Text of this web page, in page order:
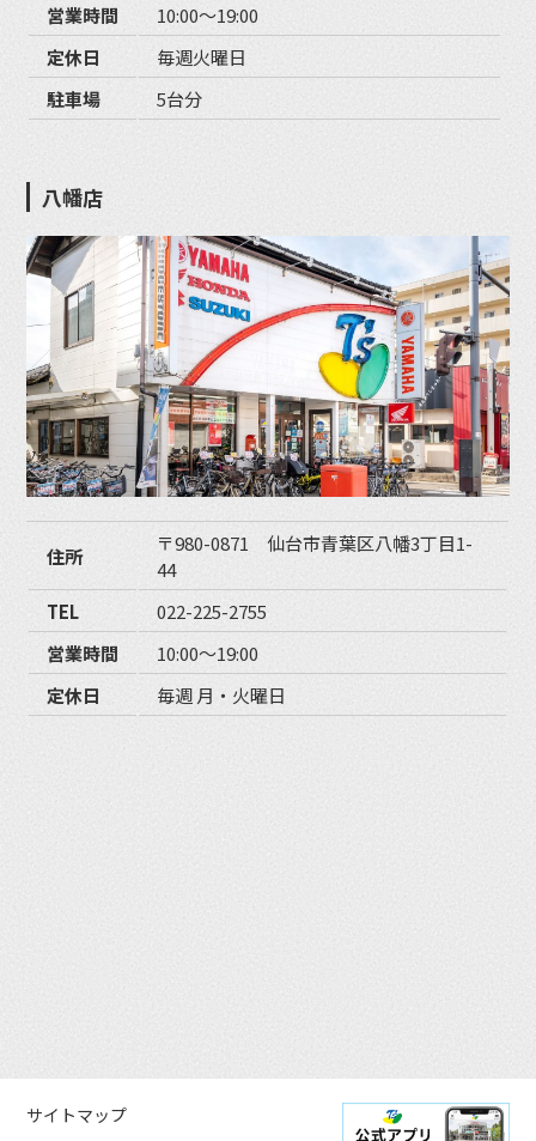
営業時間
10:00〜19:00
定休日
毎週火曜日
駐車場
5台分
八幡店
住所
〒980-0871 仙台市青葉区八幡3丁目1-
44
TEL
022-225-2755
営業時間
10:00〜19:00
定休日
毎週 月・火曜日
サイトマップ